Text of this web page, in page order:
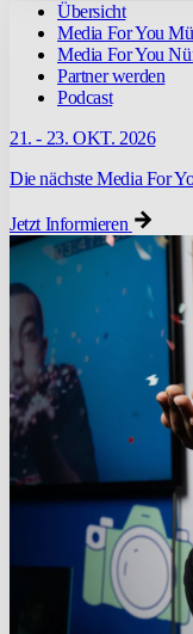
Übersicht
Media For You
Media For You
Partner werden
Podcast
21. - 23. OKT. 2026
Die nächste Media For
Jetzt Informieren